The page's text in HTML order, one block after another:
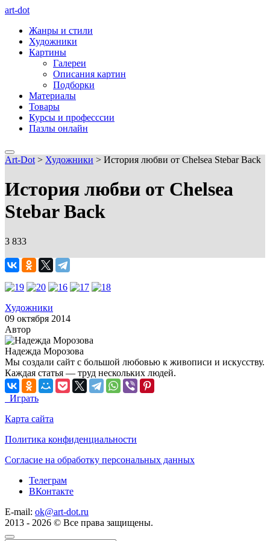
art-dot
Жанры и стили
Художники
Картины
Галереи
Описания картин
Подборки
Материалы
Товары
Курсы и професссии
Пазлы онлайн
Art-Dot > Художники > История любви от Chelsea Stebar Back
История любви от Chelsea
Stebar Back
3 833
Художники
09 октября 2014
Автор
Надежда Морозова
Мы создали сайт с большой любовью к живописи и искусству.
Каждая статья — труд нескольких людей.
Играть
Карта сайта
Политика конфиденциальности
Согласие на обработку персональных данных
Телеграм
ВКонтакте
E-mail: ok@art-dot.ru
2013 - 2026 © Все права защищены.